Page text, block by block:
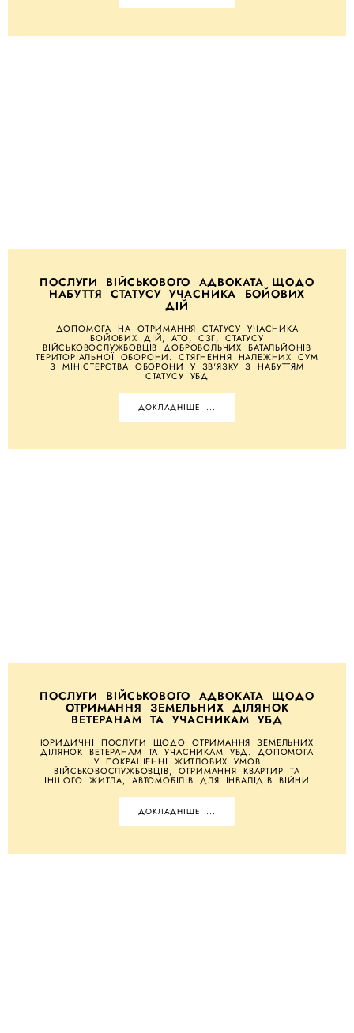
ПОСЛУГИ ВІЙСЬКОВОГО АДВОКАТА ЩОДО
НАБУТТЯ СТАТУСУ УЧАСНИКА БОЙОВИХ
ДІЙ
ДОПОМОГА НА ОТРИМАННЯ СТАТУСУ УЧАСНИКА
БОЙОВИХ ДІЙ, АТО, СЗГ, СТАТУСУ
ВІЙСЬКОВОСЛУЖБОВЦІВ ДОБРОВОЛЬЧИХ БАТАЛЬЙОНІВ
ТЕРИТОРІАЛЬНОЇ ОБОРОНИ. СТЯГНЕННЯ НАЛЕЖНИХ СУМ
З МІНІСТЕРСТВА ОБОРОНИ У ЗВ'ЯЗКУ З НАБУТТЯМ
СТАТУСУ УБД
ДОКЛАДНІШЕ ...
ПОСЛУГИ ВІЙСЬКОВОГО АДВОКАТА ЩОДО
ОТРИМАННЯ ЗЕМЕЛЬНИХ ДІЛЯНОК
ВЕТЕРАНАМ ТА УЧАСНИКАМ УБД
ЮРИДИЧНІ ПОСЛУГИ ЩОДО ОТРИМАННЯ ЗЕМЕЛЬНИХ
ДІЛЯНОК ВЕТЕРАНАМ ТА УЧАСНИКАМ УБД. ДОПОМОГА
У ПОКРАЩЕННІ ЖИТЛОВИХ УМОВ
ВІЙСЬКОВОСЛУЖБОВЦІВ, ОТРИМАННЯ КВАРТИР ТА
ІНШОГО ЖИТЛА, АВТОМОБІЛІВ ДЛЯ ІНВАЛІДІВ ВІЙНИ
ДОКЛАДНІШЕ ...